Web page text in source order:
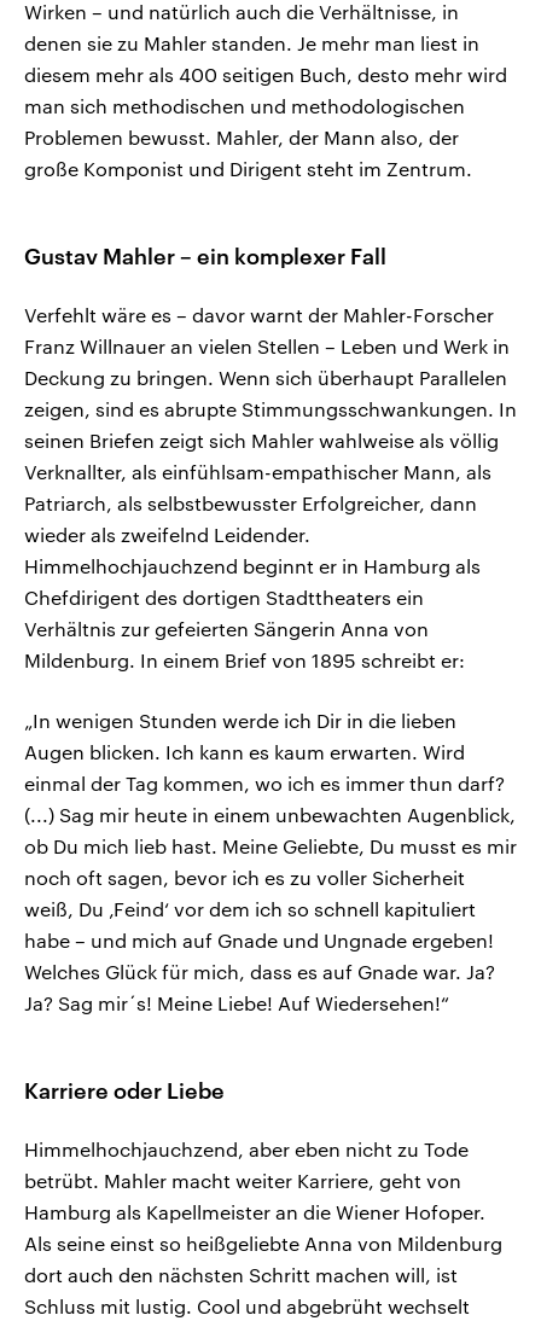
Wirken – und natürlich auch die Verhältnisse, in
denen sie zu Mahler standen. Je mehr man liest in
diesem mehr als 400 seitigen Buch, desto mehr wird
man sich methodischen und methodologischen
Problemen bewusst. Mahler, der Mann also, der
große Komponist und Dirigent steht im Zentrum.
Gustav Mahler – ein komplexer Fall
Verfehlt wäre es – davor warnt der Mahler-Forscher
Franz Willnauer an vielen Stellen – Leben und Werk in
Deckung zu bringen. Wenn sich überhaupt Parallelen
zeigen, sind es abrupte Stimmungsschwankungen. In
seinen Briefen zeigt sich Mahler wahlweise als völlig
Verknallter, als einfühlsam-empathischer Mann, als
Patriarch, als selbstbewusster Erfolgreicher, dann
wieder als zweifelnd Leidender.
Himmelhochjauchzend beginnt er in Hamburg als
Chefdirigent des dortigen Stadttheaters ein
Verhältnis zur gefeierten Sängerin Anna von
Mildenburg. In einem Brief von 1895 schreibt er:
„In wenigen Stunden werde ich Dir in die lieben
Augen blicken. Ich kann es kaum erwarten. Wird
einmal der Tag kommen, wo ich es immer thun darf?
(...) Sag mir heute in einem unbewachten Augenblick,
ob Du mich lieb hast. Meine Geliebte, Du musst es mir
noch oft sagen, bevor ich es zu voller Sicherheit
weiß, Du ‚Feind‘ vor dem ich so schnell kapituliert
habe – und mich auf Gnade und Ungnade ergeben!
Welches Glück für mich, dass es auf Gnade war. Ja?
Ja? Sag mir´s! Meine Liebe! Auf Wiedersehen!“
Karriere oder Liebe
Himmelhochjauchzend, aber eben nicht zu Tode
betrübt. Mahler macht weiter Karriere, geht von
Hamburg als Kapellmeister an die Wiener Hofoper.
Als seine einst so heißgeliebte Anna von Mildenburg
dort auch den nächsten Schritt machen will, ist
Schluss mit lustig. Cool und abgebrüht wechselt